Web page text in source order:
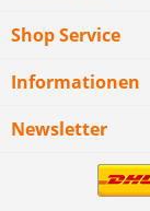
Shop Service
Informationen
Newsletter